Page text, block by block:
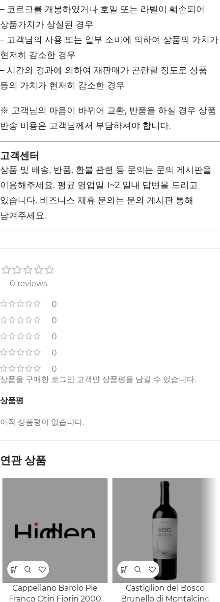
– 코르크를 개봉하였거나 호일 또는 라벨이 훼손되어
상품가치가 상실된 경우
– 고객님의 사용 또는 일부 소비에 의하여 상품의 가치가
현저히 감소한 경우
– 시간의 경과에 의하여 재판매가 곤란할 정도로 상품
등의 가치가 현저히 감소한 경우
※ 고객님의 마음이 바뀌어 교환, 반품을 하실 경우 상품
반송 비용은 고객님께서 부담하셔야 합니다.
고객센터
상품 및 배송, 반품, 환불 관련 등 문의는 문의 게시판을
이용해주세요. 평균 영업일 1~2 일내 답변을 드리고
있습니다. 비즈니스 제휴 문의는 문의 게시판 통해
남겨주세요.
0 reviews
0
0
0
0
0
상품평
아직 상품평이 없습니다.
상품을 구매한 로그인 고객만 상품평을 남길 수 있습니다.
연관 상품
Cappellano Barolo Pie
Franco Otin Fiorin 2000
Castiglion del Bosco
Brunello di Montalcino